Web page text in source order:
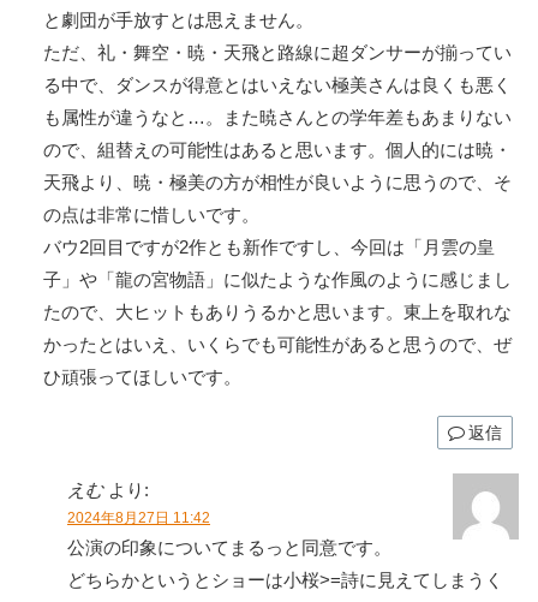
と劇団が手放すとは思えません。
ただ、礼・舞空・暁・天飛と路線に超ダンサーが揃ってい
る中で、ダンスが得意とはいえない極美さんは良くも悪く
も属性が違うなと…。また暁さんとの学年差もあまりない
ので、組替えの可能性はあると思います。個人的には暁・
天飛より、暁・極美の方が相性が良いように思うので、そ
の点は非常に惜しいです。
バウ2回目ですが2作とも新作ですし、今回は「月雲の皇
子」や「龍の宮物語」に似たような作風のように感じまし
たので、大ヒットもありうるかと思います。東上を取れな
かったとはいえ、いくらでも可能性があると思うので、ぜ
ひ頑張ってほしいです。
返信
えむ より:
2024年8月27日 11:42
公演の印象についてまるっと同意です。
どちらかというとショーは小桜>=詩に見えてしまうく